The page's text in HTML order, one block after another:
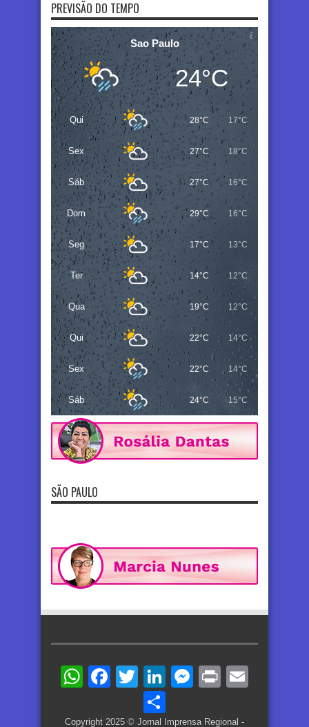
PREVISÃO DO TEMPO
Sao Paulo
24°C
Qui 28°C 17°C
Sex 27°C 18°C
Sáb 27°C 16°C
Dom 29°C 16°C
Seg 17°C 13°C
Ter 14°C 12°C
Qua 19°C 12°C
Qui 22°C 14°C
Sex 22°C 14°C
Sáb 24°C 15°C
SÃO PAULO
WhatsApp
Facebook
TwitterLinkedIn
Messenger
Print
Copyright 2025 © Jornal Imprensa Regional -